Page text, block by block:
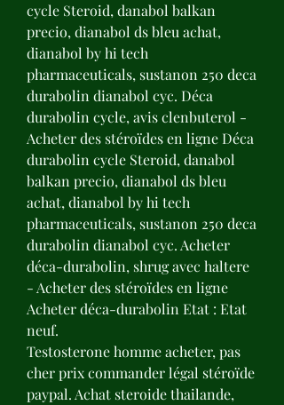
cycle Steroid, danabol balkan
precio, dianabol ds bleu achat,
dianabol by hi tech
pharmaceuticals, sustanon 250 deca
durabolin dianabol cyc. Déca
durabolin cycle, avis clenbuterol -
Acheter des stéroïdes en ligne Déca
durabolin cycle Steroid, danabol
balkan precio, dianabol ds bleu
achat, dianabol by hi tech
pharmaceuticals, sustanon 250 deca
durabolin dianabol cyc. Acheter
déca-durabolin, shrug avec haltere
- Acheter des stéroïdes en ligne
Acheter déca-durabolin Etat : Etat
neuf.
Testosterone homme acheter, pas
cher prix commander légal stéroïde
paypal. Achat steroide thailande,